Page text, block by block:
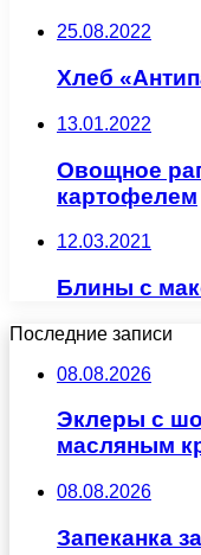
25.08.2022
Хлеб
13.01.2022
Овощное
картофелем
12.03.2021
Блины с
Последние записи
08.08.2026
Эклеры с
масляным
08.08.2026
Запеканка